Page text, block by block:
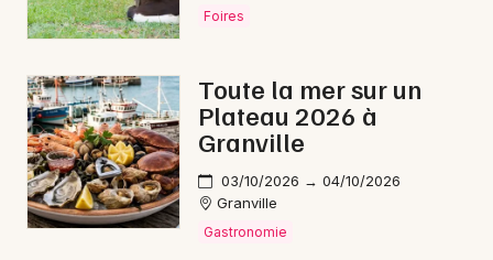
Choisir mes départements
Foires
Toute la mer sur un
Plateau 2026 à
Granville
03/10/2026 → 04/10/2026
Granville
Gastronomie